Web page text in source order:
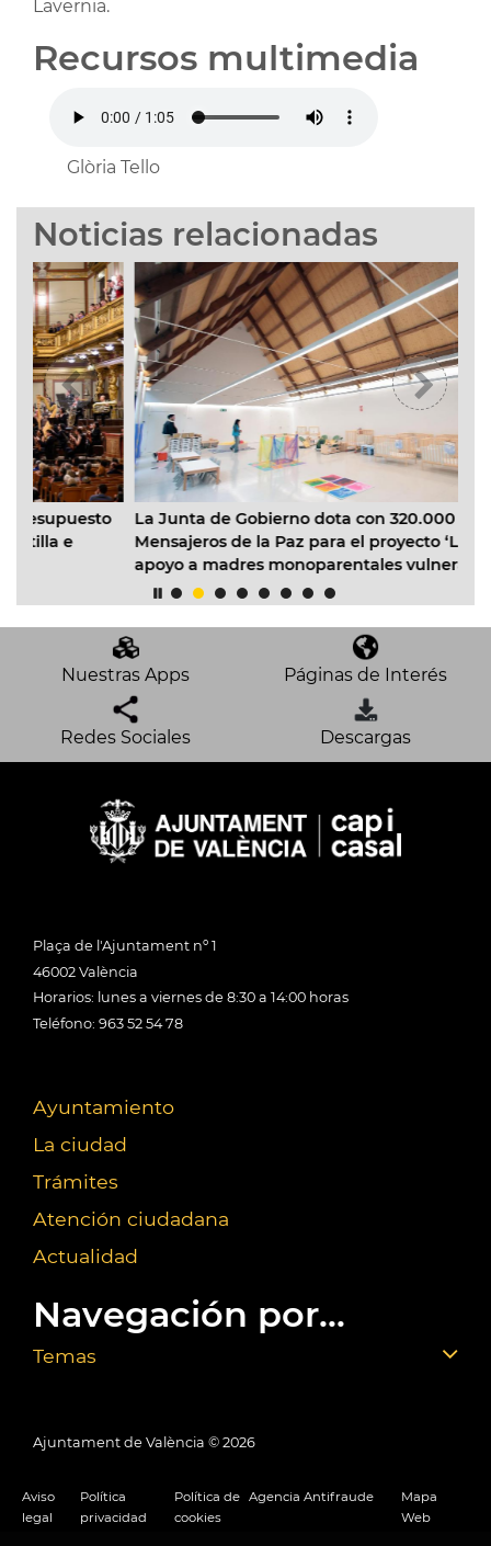
Lavernia.
Recursos multimedia
Glòria Tello
Noticias relacionadas
La Junta de Gobierno dota con 320.000 € a
Mensajeros de la Paz para el proyecto ‘La Casita’ de
apoyo a madres monoparentales vulnerables en el
Nuestras Apps Páginas de Interés
Redes Sociales Descargas
Plaça de l'Ajuntament nº 1
46002 València
Horarios: lunes a viernes de 8:30 a 14:00 horas
Teléfono: 963 52 54 78
Ayuntamiento
La ciudad
Trámites
Atención ciudadana
Actualidad
Navegación por...
Temas
Ajuntament de València © 2026
Aviso
legal
Política
privacidad
Política de
cookies
Agencia Antifraude
Mapa
Web